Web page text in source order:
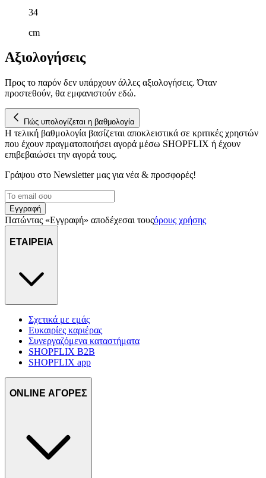
34
cm
Αξιολογήσεις
Προς το παρόν δεν υπάρχουν άλλες αξιολογήσεις. Όταν
προστεθούν, θα εμφανιστούν εδώ.
Πώς υπολογίζεται η βαθμολογία
Η τελική βαθμολογία βασίζεται αποκλειστικά σε κριτικές χρηστών
που έχουν πραγματοποιήσει αγορά μέσω SHOPFLIX ή έχουν
επιβεβαιώσει την αγορά τους.
Γράψου στο Νewsletter μας για νέα & προσφορές!
Εγγραφή
Πατώντας «Εγγραφή» αποδέχεσαι τουςόρους χρήσης
ΕΤΑΙΡΕΙΑ
Σχετικά με εμάς
Ευκαιρίες καριέρας
Συνεργαζόμενα καταστήματα
SHOPFLIX B2B
SHOPFLIX app
ONLINE ΑΓΟΡΕΣ